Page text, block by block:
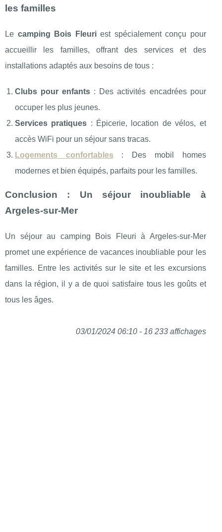
les familles
Le camping Bois Fleuriest spécialement conçu pour
accueillir les familles, offrant des services et des
installations adaptés aux besoins de tous :
Clubs pour enfants : Des activités encadrées pour
occuper les plus jeunes.
Services pratiques : Épicerie, location de vélos, et
accès WiFi pour un séjour sans tracas.
Logements confortables : Des mobil homes
modernes et bien équipés, parfaits pour les familles.
Conclusion : Un séjour inoubliable à
Argeles-sur-Mer
Un séjour au camping Bois Fleuri à Argeles-sur-Mer
promet une expérience de vacances inoubliable pour les
familles. Entre les activités sur le site et les excursions
dans la région, il y a de quoi satisfaire tous les goûts et
tous les âges.
03/01/2024 06:10 - 16 233 affichages